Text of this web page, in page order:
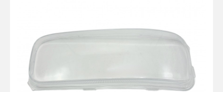
Оптика и светотехника
Брызговики
Запчасти кузова и зеркала
Малый коммерческий транспорт